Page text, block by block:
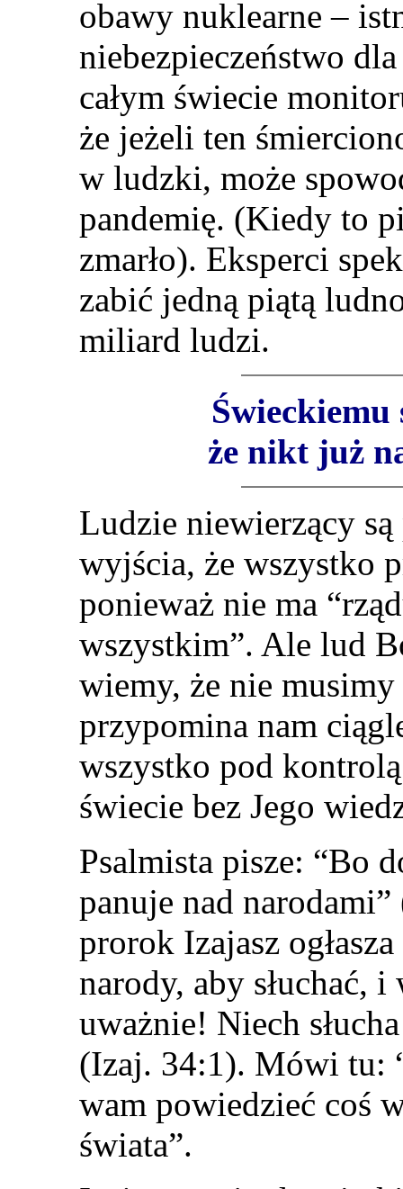
obawy nuklearne –
niebezpieczeństwo
całym świecie
że jeżeli ten
w ludzki, może
pandemię. (Kiedy to
zmarło). Eksperci
zabić jedną piątą
miliard ludzi.
Świeckiemu
że nikt już
Ludzie niewierzący
wyjścia, że wszystko
ponieważ nie ma
wszystkim”. Ale lud
wiemy, że nie
przypomina nam
wszystko pod
świecie bez Jego
Psalmista pisze: “Bo
panuje nad
prorok Izajasz
narody, aby słuchać,
uważnie! Niech
(Izaj. 34:1). Mówi tu:
wam powiedzieć coś
świata”.